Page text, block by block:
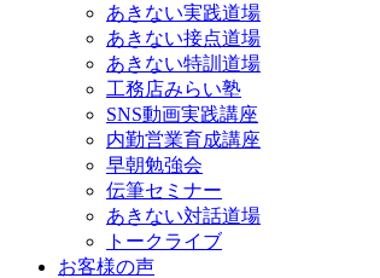
あきない実践道場
あきない接点道場
あきない特訓道場
工務店みらい塾
SNS動画実践講座
内勤営業育成講座
早朝勉強会
伝筆セミナー
あきない対話道場
トークライブ
お客様の声